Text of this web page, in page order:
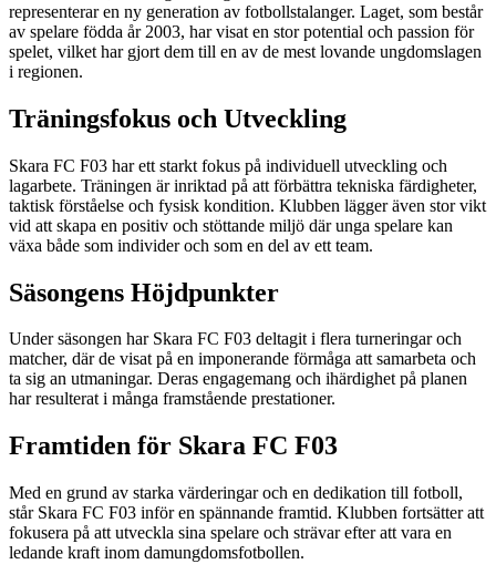
representerar en ny generation av fotbollstalanger. Laget, som består
av spelare födda år 2003, har visat en stor potential och passion för
spelet, vilket har gjort dem till en av de mest lovande ungdomslagen
i regionen.
Träningsfokus och Utveckling
Skara FC F03 har ett starkt fokus på individuell utveckling och
lagarbete. Träningen är inriktad på att förbättra tekniska färdigheter,
taktisk förståelse och fysisk kondition. Klubben lägger även stor vikt
vid att skapa en positiv och stöttande miljö där unga spelare kan
växa både som individer och som en del av ett team.
Säsongens Höjdpunkter
Under säsongen har Skara FC F03 deltagit i flera turneringar och
matcher, där de visat på en imponerande förmåga att samarbeta och
ta sig an utmaningar. Deras engagemang och ihärdighet på planen
har resulterat i många framstående prestationer.
Framtiden för Skara FC F03
Med en grund av starka värderingar och en dedikation till fotboll,
står Skara FC F03 inför en spännande framtid. Klubben fortsätter att
fokusera på att utveckla sina spelare och strävar efter att vara en
ledande kraft inom damungdomsfotbollen.